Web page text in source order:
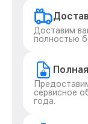
Доставим
полностью
сервисное
года.